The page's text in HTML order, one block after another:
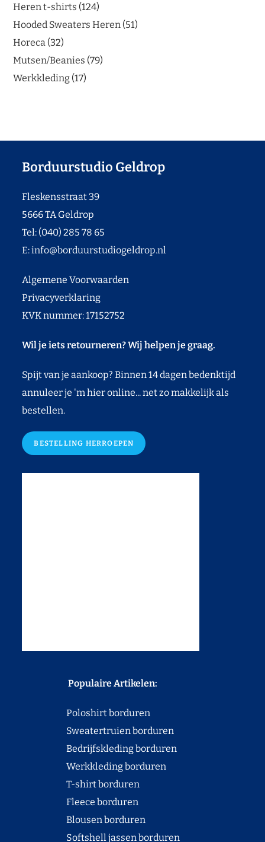
Heren t-shirts 124
Hooded Sweaters Heren 51
Horeca 32
Mutsen/Beanies 79
Werkkleding 17
Borduurstudio Geldrop
Fleskensstraat 39
5666 TA Geldrop
Tel: (040) 285 78 65
E:info@borduurstudiogeldrop.nl
Algemene Voorwaarden
Privacyverklaring
KVK nummer: 17152752
Wil je iets retourneren? Wij helpen je graag.
Spijt van je aankoop? Binnen 14 dagen bedenktijd
annuleer je 'm hier online... net zo makkelijk als
bestellen.
BESTELLING HERROEPEN
Populaire Artikelen:
Poloshirt borduren
Sweatertruien borduren
Bedrijfskleding borduren
Werkkleding borduren
T-shirt borduren
Fleece borduren
Blousen borduren
Softshell jassen borduren